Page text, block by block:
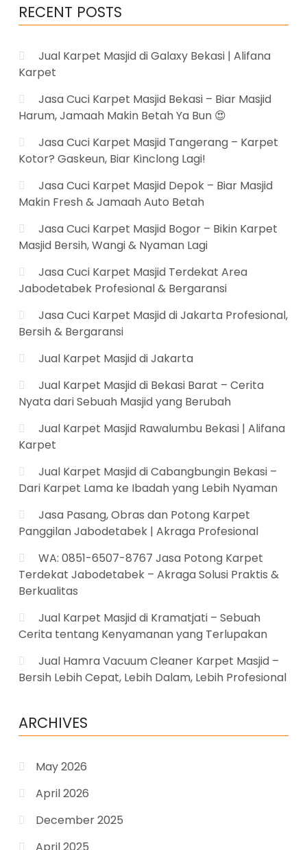
RECENT POSTS
Jual Karpet Masjid di Galaxy Bekasi | Alifana
Karpet
Jasa Cuci Karpet Masjid Bekasi – Biar Masjid
Harum, Jamaah Makin Betah Ya Bun 😍
Jasa Cuci Karpet Masjid Tangerang – Karpet
Kotor? Gaskeun, Biar Kinclong Lagi!
Jasa Cuci Karpet Masjid Depok – Biar Masjid
Makin Fresh & Jamaah Auto Betah
Jasa Cuci Karpet Masjid Bogor – Bikin Karpet
Masjid Bersih, Wangi & Nyaman Lagi
Jasa Cuci Karpet Masjid Terdekat Area
Jabodetabek Profesional & Bergaransi
Jasa Cuci Karpet Masjid di Jakarta Profesional,
Bersih & Bergaransi
Jual Karpet Masjid di Jakarta
Jual Karpet Masjid di Bekasi Barat – Cerita
Nyata dari Sebuah Masjid yang Berubah
Jual Karpet Masjid Rawalumbu Bekasi | Alifana
Karpet
Jual Karpet Masjid di Cabangbungin Bekasi –
Dari Karpet Lama ke Ibadah yang Lebih Nyaman
Jasa Pasang, Obras dan Potong Karpet
Panggilan Jabodetabek | Akraga Profesional
WA: 0851-6507-8767 Jasa Potong Karpet
Terdekat Jabodetabek – Akraga Solusi Praktis &
Berkualitas
Jual Karpet Masjid di Kramatjati – Sebuah
Cerita tentang Kenyamanan yang Terlupakan
Jual Hamra Vacuum Cleaner Karpet Masjid –
Bersih Lebih Cepat, Lebih Dalam, Lebih Profesional
ARCHIVES
May 2026
April 2026
December 2025